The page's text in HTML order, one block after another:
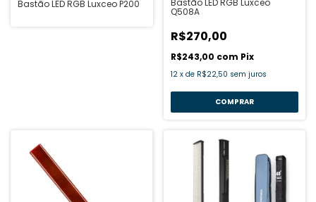
Bastão LED RGB Luxceo P200 Bastão LED RGB Luxceo
Q508A
R$270,00
R$243,00 com Pix
12 x de R$22,50 sem juros